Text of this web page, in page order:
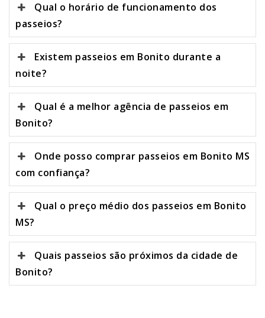
Qual o horário de funcionamento dos
passeios?
Existem passeios em Bonito durante a
noite?
Qual é a melhor agência de passeios em
Bonito?
Onde posso comprar passeios em Bonito MS
com confiança?
Qual o preço médio dos passeios em Bonito
MS?
Quais passeios são próximos da cidade de
Bonito?